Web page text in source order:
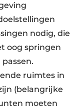
nodig, die
oog springen
ruimtes in
(belangrijke
moeten